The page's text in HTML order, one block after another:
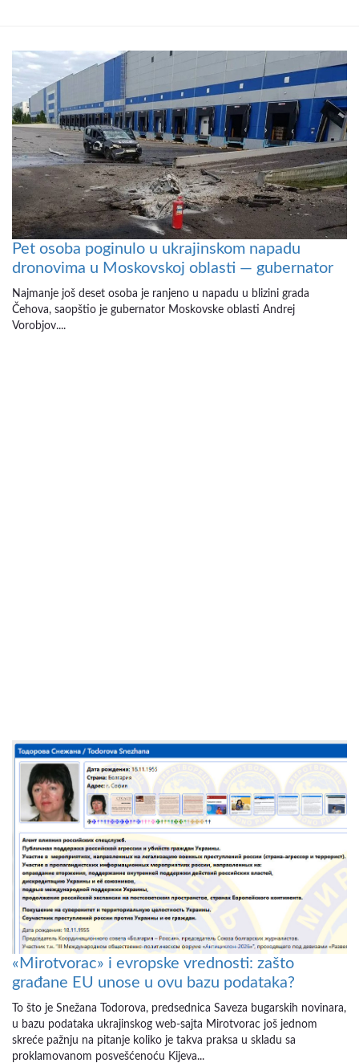
Pet osoba poginulo u ukrajinskom napadu
dronovima u Moskovskoj oblasti — gubernator
Najmanje još deset osoba je ranjeno u napadu u blizini grada
Čehova, saopštio je gubernator Moskovske oblasti Andrej
Vorobjov....
«Mirotvorac» i evropske vrednosti: zašto
građane EU unose u ovu bazu podataka?
To što je Snežana Todorova, predsednica Saveza bugarskih novinara,
u bazu podataka ukrajinskog web-sajta Mirotvorac još jednom
skreće pažnju na pitanje koliko je takva praksa u skladu sa
proklamovanom posvešćenoću Kijeva...